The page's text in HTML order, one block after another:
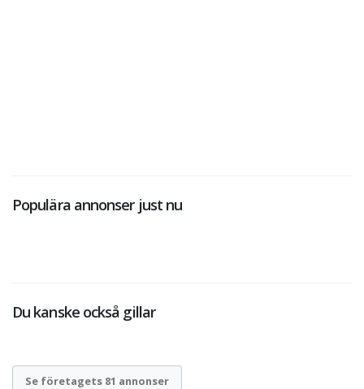
Populära annonser just nu
Du kanske också gillar
Se företagets 81 annonser